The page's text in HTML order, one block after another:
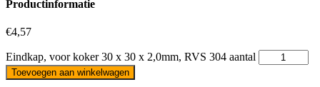
Productinformatie
€4,57
Eindkap, voor koker 30 x 30 x 2,0mm, RVS 304 aantal
Toevoegen aan winkelwagen